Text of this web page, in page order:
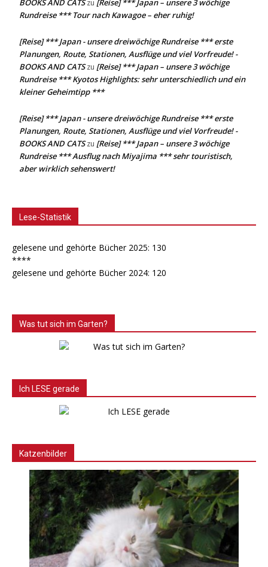
BOOKS AND CATSzu [Reise] *** Japan – unsere 3 wöchige
Rundreise *** Tour nach Kawagoe – eher ruhig!
[Reise] *** Japan - unsere dreiwöchige Rundreise *** erste
Planungen, Route, Stationen, Ausflüge und viel Vorfreude! -
BOOKS AND CATSzu [Reise] *** Japan – unsere 3 wöchige
Rundreise *** Kyotos Highlights: sehr unterschiedlich und ein
kleiner Geheimtipp ***
[Reise] *** Japan - unsere dreiwöchige Rundreise *** erste
Planungen, Route, Stationen, Ausflüge und viel Vorfreude! -
BOOKS AND CATSzu [Reise] *** Japan – unsere 3 wöchige
Rundreise *** Ausflug nach Miyajima *** sehr touristisch,
aber wirklich sehenswert!
Lese-Statistik
gelesene und gehörte Bücher 2025: 130
****
gelesene und gehörte Bücher 2024: 120
Was tut sich im Garten?
Ich LESE gerade
Katzenbilder